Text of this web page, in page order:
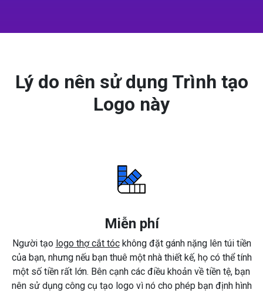
Lý do nên sử dụng Trình tạo
Logo này
Miễn phí
Người tạo logo thợ cắt tóckhông đặt gánh nặng lên túi tiền
của bạn, nhưng nếu bạn thuê một nhà thiết kế, họ có thể tính
một số tiền rất lớn. Bên cạnh các điều khoản về tiền tệ, bạn
nên sử dụng công cụ tạo logo vì nó cho phép bạn định hình